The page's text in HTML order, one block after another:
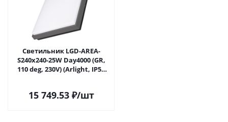
Светильник LGD-AREA-
S240x240-25W Day4000 (GR,
110 deg, 230V) (Arlight, IP54
15 749.53₽/шт